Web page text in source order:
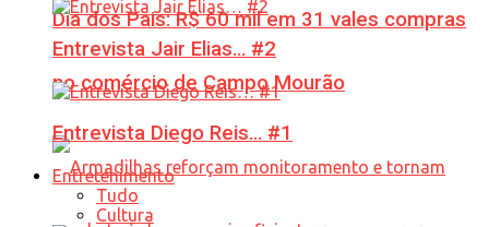
Dia dos Pais: R$ 60 mil em 31 vales compras
no comércio de Campo Mourão
Entrevista Jair Elias… #2
Entrevista Diego Reis… #1
Entretenimento
Tudo
Cultura